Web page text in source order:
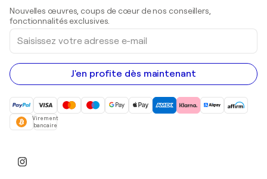
Peintures acryliques
Nouvelles œuvres, coups de cœur de nos conseillers,
fonctionnalités exclusives.
Saisissez
votre
adresse
e-
mail
J'en profite dès maintenant
Virement
bancaire